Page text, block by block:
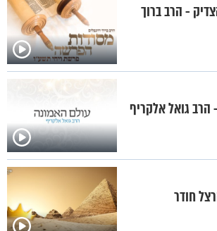
- הרב ברוך
הרב גואל אלקריף
חודר